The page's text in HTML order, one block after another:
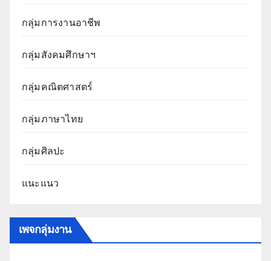
กลุ่มการงานอาชีพ
กลุ่มสังคมศึกษาฯ
กลุ่มคณิตศาสตร์
กลุ่มภาษาไทย
กลุ่มศิลปะ
แนะแนว
เพจกลุ่มงาน